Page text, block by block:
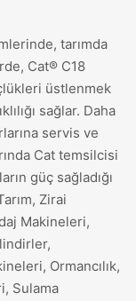
tarımda
Cat® C18
üstlenmek
sağlar. Daha
servis ve
Cat temsilcisi
güç sağladığı
Zirai
Makineleri,
Ormancılık,
Sulama